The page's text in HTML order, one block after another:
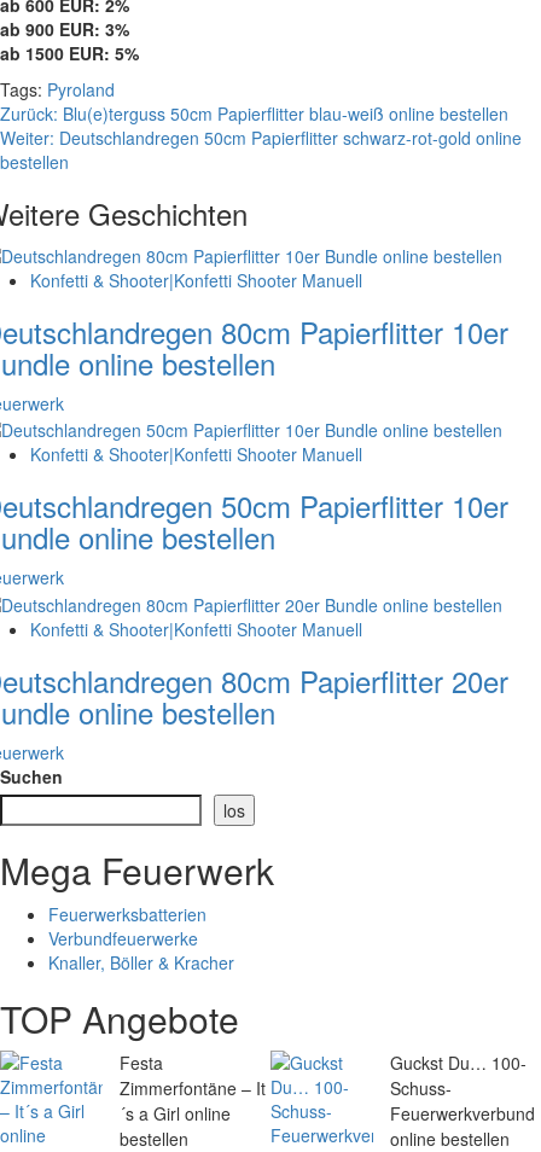
ab 900 EUR: 3%
ab 1500 EUR: 5%
Tags: Pyroland
Beitragsnavigation
Zurück: Blu(e)terguss 50cm Papierflitter blau-weiß online bestellen
Weiter: Deutschlandregen 50cm Papierflitter schwarz-rot-gold online
bestellen
Geschichten
Konfetti & Shooter|Konfetti Shooter Manuell
80cm Papierflitter 10er
online bestellen
Konfetti & Shooter|Konfetti Shooter Manuell
50cm Papierflitter 10er
online bestellen
Konfetti & Shooter|Konfetti Shooter Manuell
80cm Papierflitter 20er
online bestellen
Suchen
los
Mega Feuerwerk
Feuerwerksbatterien
Verbundfeuerwerke
Knaller, Böller & Kracher
TOP Angebote
Festa
Zimmerfontäne – It
´s a Girl online
bestellen
Guckst Du… 100-
Schuss-
Feuerwerkverbund
online bestellen